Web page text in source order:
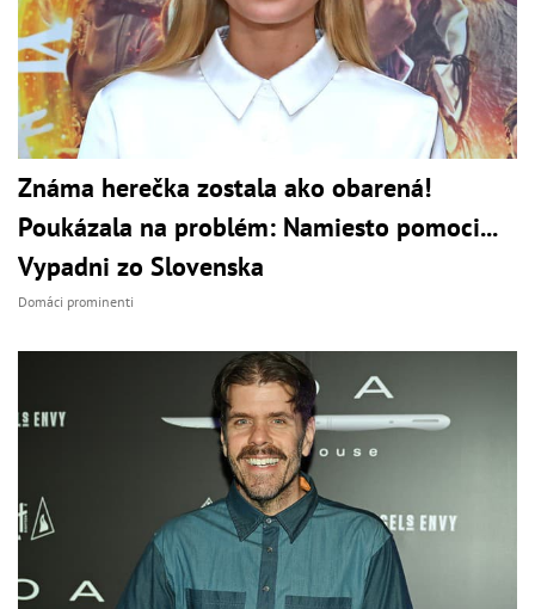
Známa herečka zostala ako obarená!
Poukázala na problém: Namiesto pomoci...
Vypadni zo Slovenska
Domáci prominenti